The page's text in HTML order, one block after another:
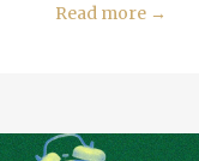
Read more →